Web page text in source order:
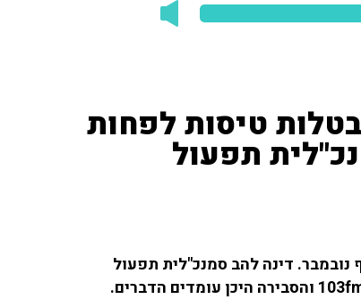
טיסות לפחות
תפעול
דינה להב סמנכ"לית תפעול